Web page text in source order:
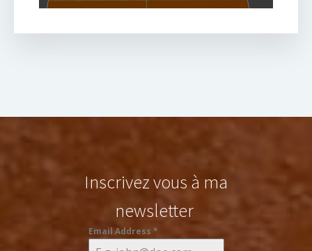
Inscrivez vous à ma
newsletter
Email Address *